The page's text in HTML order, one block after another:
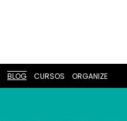
BLOG CURSOS ORGANIZE